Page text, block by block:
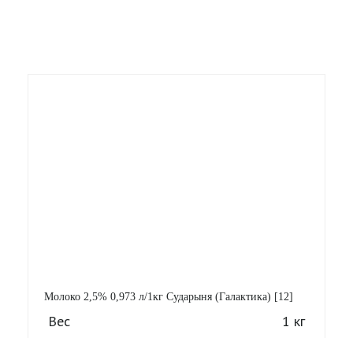
Молоко 2,5% 0,973 л/1кг Сударыня (Галактика) [12]
Вес
1 кг